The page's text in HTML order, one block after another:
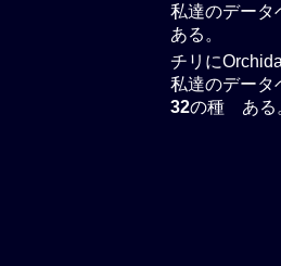
私達のデータ
ある。
チリに
私達のデータ
32の種 ある